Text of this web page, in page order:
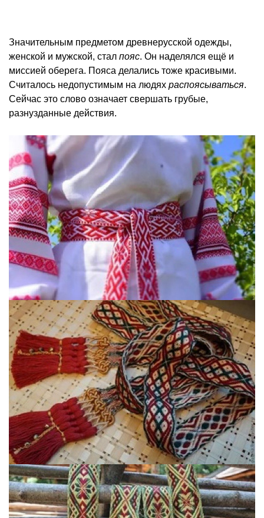
Значительным предметом древнерусской одежды,
женской и мужской, стал пояс. Он наделялся ещё и
миссией оберега. Пояса делались тоже красивыми.
Считалось недопустимым на людях распоясываться.
Сейчас это слово означает свершать грубые,
разнузданные действия.